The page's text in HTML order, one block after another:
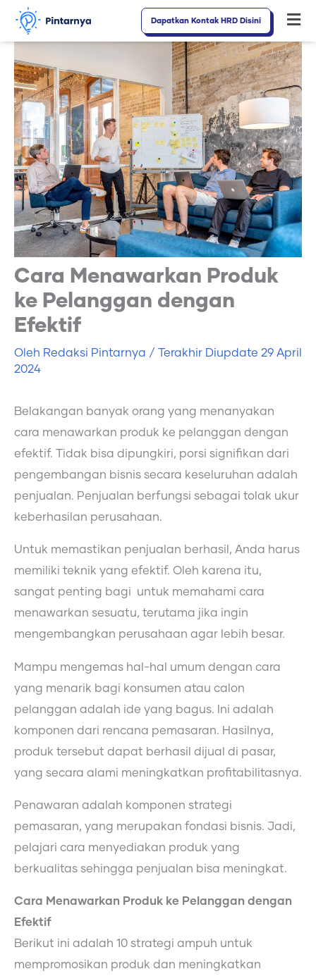
Lewati
Dapatkan Kontak HRD Disini
Cara Menawarkan Produk
ke Pelanggan dengan
Efektif
Oleh Redaksi Pintarnya / Terakhir Diupdate 29 April
2024
Belakangan banyak orang yang menanyakan
cara menawarkan produk ke pelanggan dengan
efektif. Tidak bisa dipungkiri, porsi signifikan dari
pengembangan bisnis secara keseluruhan adalah
penjualan. Penjualan berfungsi sebagai tolak ukur
keberhasilan perusahaan.
Untuk memastikan penjualan berhasil, Anda harus
memiliki teknik yang efektif. Oleh karena itu,
sangat penting bagi untuk memahami cara
menawarkan sesuatu, terutama jika ingin
mengembangkan perusahaan agar lebih besar.
Mampu mengemas hal-hal umum dengan cara
yang menarik bagi konsumen atau calon
pelanggan adalah ide yang bagus. Ini adalah
komponen dari rencana pemasaran. Hasilnya,
produk tersebut dapat berhasil dijual di pasar,
yang secara alami meningkatkan profitabilitasnya.
Penawaran adalah komponen strategi
pemasaran, yang merupakan fondasi bisnis. Jadi,
pelajari cara menyediakan produk yang
berkualitas sehingga penjualan bisa meningkat.
Cara Menawarkan Produk ke Pelanggan dengan
Efektif
Berikut ini adalah 10 strategi ampuh untuk
mempromosikan produk dan meningkatkan